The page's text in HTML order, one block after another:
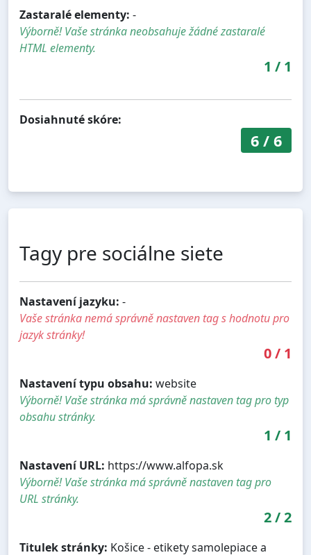
Zastaralé elementy: -
Výborně! Vaše stránka neobsahuje žádné zastaralé
HTML elementy.
1 / 1
Dosiahnuté skóre:
6/ 6
Tagy pre sociálne siete
Nastavení jazyku: -
Vaše stránka nemá správně nastaven tag s hodnotu pro
jazyk stránky!
0/ 1
Nastavení typu obsahu: website
Výborně! Vaše stránka má správně nastaven tag pro typ
obsahu stránky.
1 / 1
Nastavení URL: https://www.alfopa.sk
Výborně! Vaše stránka má správně nastaven tag pro
URL stránky.
2/2
Titulek stránky: Košice - etikety samolepiace a